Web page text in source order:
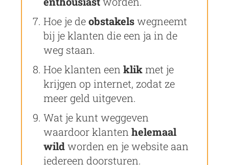
Hoe je deobstakelswegneemt
bij je klanten die een ja in de
weg staan.
Hoe klanten een klikmet je
krijgen op internet, zodat ze
meer geld uitgeven.
Wat je kunt weggeven
waardoor klanten helemaal
wildworden en je website aan
iedereen doorsturen.